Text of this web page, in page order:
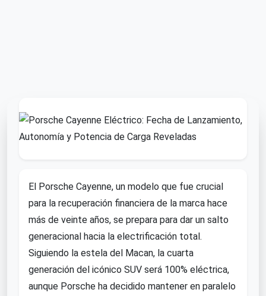
El Porsche Cayenne, un modelo que fue crucial
para la recuperación financiera de la marca hace
más de veinte años, se prepara para dar un salto
generacional hacia la electrificación total.
Siguiendo la estela del Macan, la cuarta
generación del icónico SUV será 100% eléctrica,
aunque Porsche ha decidido mantener en paralelo